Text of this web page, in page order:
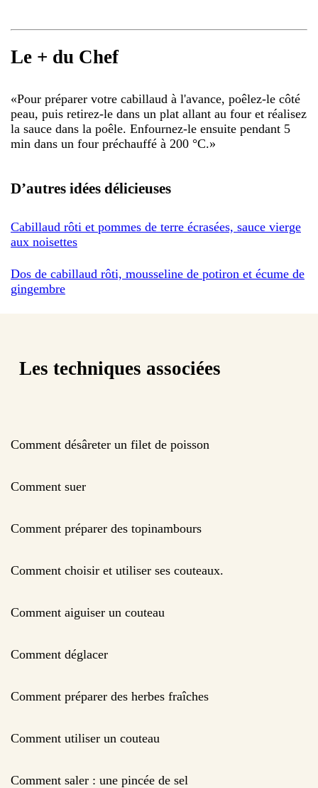
Le + du Chef
«Pour préparer votre cabillaud à l'avance, poêlez-le côté
peau, puis retirez-le dans un plat allant au four et réalisez
la sauce dans la poêle. Enfournez-le ensuite pendant 5
min dans un four préchauffé à 200 °C.»
D’autres idées délicieuses
Cabillaud rôti et pommes de terre écrasées, sauce vierge
aux noisettes
Dos de cabillaud rôti, mousseline de potiron et écume de
gingembre
Les techniques associées
Comment désâreter un filet de poisson
Comment suer
Comment préparer des topinambours
Comment choisir et utiliser ses couteaux.
Comment aiguiser un couteau
Comment déglacer
Comment préparer des herbes fraîches
Comment utiliser un couteau
Comment saler : une pincée de sel